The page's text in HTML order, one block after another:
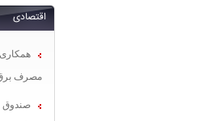
اقتصادی
مصرف
صندوق